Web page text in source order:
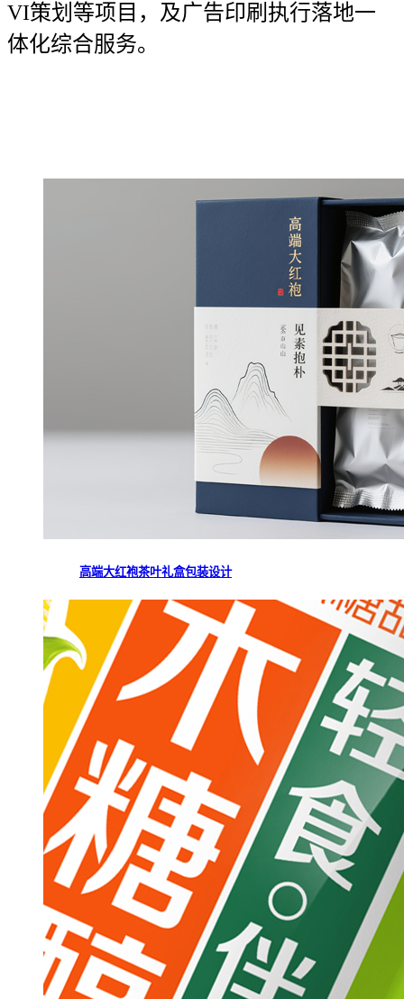
VI策划等项目，及广告印刷执行落地一
体化综合服务。
高端大红袍茶叶礼盒包装设计